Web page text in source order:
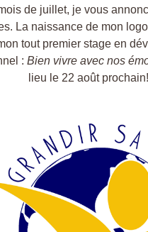
de juillet, je vous
La naissance de mon
tout premier stage en
: Bien vivre avec nos
lieu le 22 août